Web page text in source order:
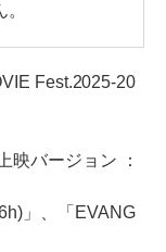
Fest.2025-20
映バージョン ：
」、「EVANG